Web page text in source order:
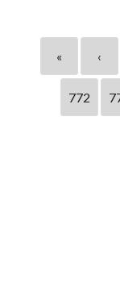
« ‹
772